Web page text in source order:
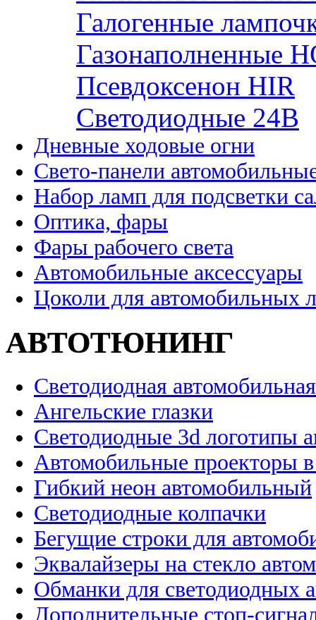
Галогенные
Газонаполненные
Псевдоксенон HIR
Cветодиодные 24B
Дневные ходовые огни
Свето-панели
Набор ламп для подсветки
Оптика, фары
Фары рабочего света
Автомобильные аксессуары
Цоколи для автомобильных
АВТОТЮНИНГ
Светодиодная
Ангельские глазки
Светодиодные 3d логотипы
Автомобильные проекторы
Гибкий неон автомобильный
Светодиодные колпачки
Бегущие строки для
Эквалайзеры на стекло
Обманки для светодиодных
Дополнительные стоп-